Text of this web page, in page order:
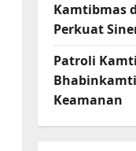
Kamtibmas
Perkuat
Patroli
Keamanan